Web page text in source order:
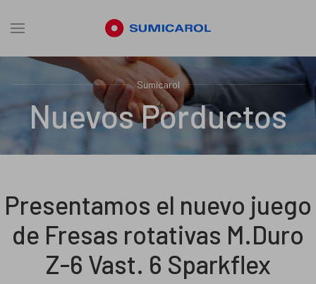
Sumicarol
Nuevos Porductos
Presentamos el nuevo juego
de Fresas rotativas M.Duro
Z-6 Vast. 6 Sparkflex